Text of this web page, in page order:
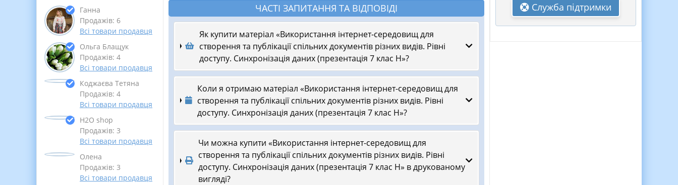
Ганна
Продажів: 6
Всі товари продавця
Ольга Блащук
Продажів: 4
Всі товари продавця
Коджаєва Тетяна
Продажів: 4
Всі товари продавця
Н2О shop
Продажів: 3
Всі товари продавця
Олена
Продажів: 3
Всі товари продавця
ЧАСТІ ЗАПИТАННЯ ТА ВІДПОВІДІ
Як купити матеріал «Використання інтернет-середовищ для
створення та публікації спільних документів різних видів. Рівні
доступу. Синхронізація даних (презентація 7 клас Н»?
Коли я отримаю матеріал «Використання інтернет-середовищ для
створення та публікації спільних документів різних видів. Рівні
доступу. Синхронізація даних (презентація 7 клас Н»?
Чи можна купити «Використання інтернет-середовищ для
створення та публікації спільних документів різних видів. Рівні
доступу. Синхронізація даних (презентація 7 клас Н» в друкованому
вигляді?
Служба підтримки